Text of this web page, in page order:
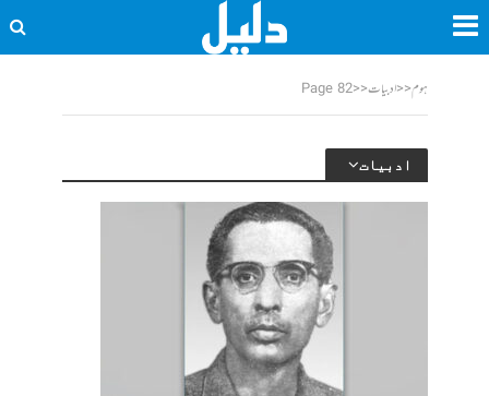
ہوم<<ادبیات<<
Page 82
ادبیات